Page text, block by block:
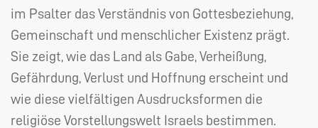
im Psalter das Verständnis von Gottesbeziehung,
Gemeinschaft und menschlicher Existenz prägt.
Sie zeigt, wie das Land als Gabe, Verheißung,
Gefährdung, Verlust und Hoffnung erscheint und
wie diese vielfältigen Ausdrucksformen die
religiöse Vorstellungswelt Israels bestimmen.